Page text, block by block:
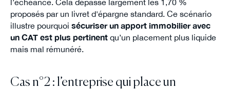
l’échéance. Cela dépasse largement les 1,70 %
proposés par un livret d'épargne standard. Ce scénario
illustre pourquoi sécuriser un apport immobilier avec
un CAT est plus pertinentqu’un placement plus liquide
mais mal rémunéré.
Cas n°2 : l’entreprise qui place un